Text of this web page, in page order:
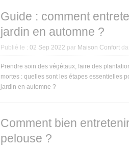
Guide : comment
jardin en automne ?
Publié le : 02 Sep 2022 par Maison Confort
Prendre soin des végétaux, faire des
mortes : quelles sont les étapes essentielles
jardin en automne ?
Comment bien
pelouse ?